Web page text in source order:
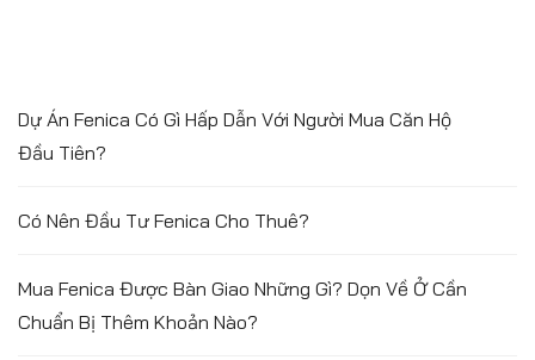
Dự Án Fenica Có Gì Hấp Dẫn Với Người Mua Căn Hộ
Đầu Tiên?
Có Nên Đầu Tư Fenica Cho Thuê?
Mua Fenica Được Bàn Giao Những Gì? Dọn Về Ở Cần
Chuẩn Bị Thêm Khoản Nào?